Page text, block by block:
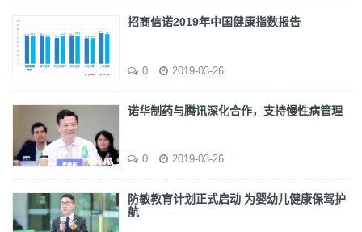
招商信诺2019年中国健康指数报告
0 2019-03-26
诺华制药与腾讯深化合作，支持慢性病管理
0 2019-03-26
防敏教育计划正式启动 为婴幼儿健康保驾护
航